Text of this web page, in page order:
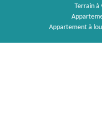
Terrain à
Appartement à